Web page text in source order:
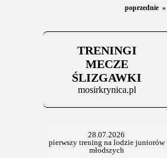
U20: z kraju i z zagranicy
Za trzy tygodnie na lód
06.07.2025
Stowarzyszenie po Walnym
poprzednie »
TRENINGI
MECZE
ŚLIZGAWKI
mosirkrynica.pl